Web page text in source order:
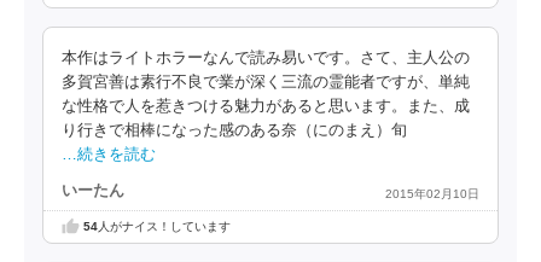
本作はライトホラーなんで読み易いです。さて、主人公の
多賀宮善は素行不良で業が深く三流の霊能者ですが、単純
な性格で人を惹きつける魅力があると思います。また、成
り行きで相棒になった感のある奈（にのまえ）旬
…続きを読む
いーたん 2015年02月10日
54人がナイス！しています